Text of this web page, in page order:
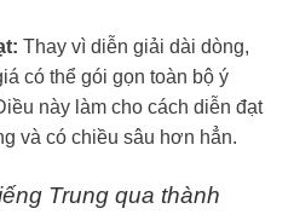
Thay vì diễn giải dài dòng,
có thể gói gọn toàn bộ ý
này làm cho cách diễn đạt
và có chiều sâu hơn hẳn.
Trung qua thành